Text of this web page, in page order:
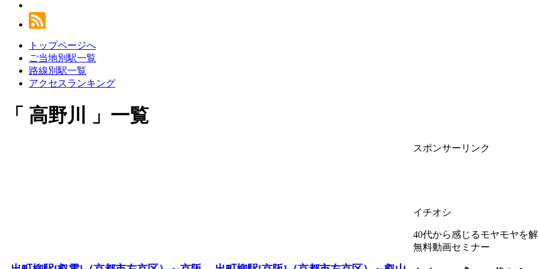
トップページへ
ご当地別駅一覧
路線別駅一覧
アクセスランキング
高野川 一覧
スポンサーリンク
イチオシ
40代から感じるモヤモヤを
無料動画セミナー